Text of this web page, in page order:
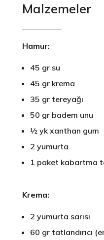
Malzemeler
Hamur:
45 gr su
45 gr krema
35 gr tereyağı
50 gr badem unu
½ yk xanthan gum
2 yumurta
1 paket kabartma
Krema:
2 yumurta sarısı
60 gr tatlandırıcı